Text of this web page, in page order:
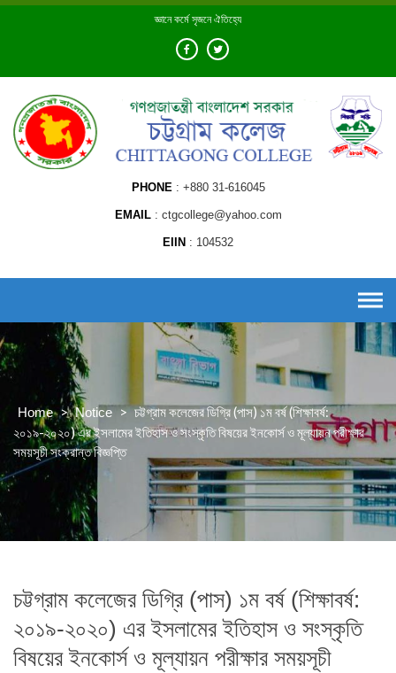
Skip
জ্ঞানে কর্মে সৃজনে ঐতিহ্যে
PHONE +880 31-616045
EMAIL ctgcollege@yahoo.com
EIIN 104532
Home > Notice > চট্টগ্রাম কলেজের ডিগ্রি (পাস) ১ম বর্ষ (শিক্ষাবর্ষ:
২০১৯-২০২০) এর ইসলামের ইতিহাস ও সংস্কৃতি বিষয়ের ইনকোর্স ও মূল্যায়ন পরীক্ষার
সময়সূচী সংক্রান্ত বিজ্ঞপ্তি
চট্টগ্রাম কলেজের ডিগ্রি (পাস) ১ম বর্ষ (শিক্ষাবর্ষ:
২০১৯-২০২০) এর ইসলামের ইতিহাস ও সংস্কৃতি
বিষয়ের ইনকোর্স ও মূল্যায়ন পরীক্ষার সময়সূচী